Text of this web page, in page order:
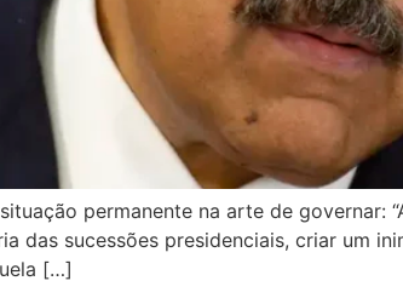
permanente na arte de governar:
das sucessões presidenciais, criar um
[…]